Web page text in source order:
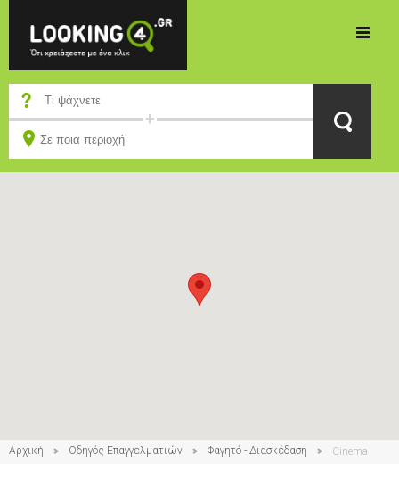
Αρχική Οδηγός Επαγγελματιών Φαγητό - Διασκέδαση Cinema